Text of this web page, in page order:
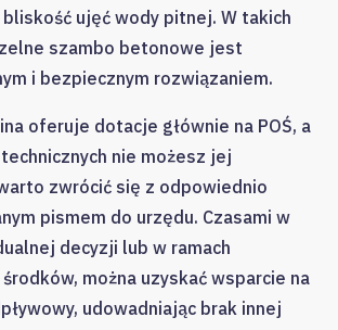
ujęć wody pitnej. W takich
szambo betonowe jest
i bezpiecznym rozwiązaniem.
oferuje dotacje głównie na POŚ, a
nie możesz jej
zwrócić się z odpowiednio
pismem do urzędu. Czasami w
decyzji lub w ramach
można uzyskać wsparcie na
udowadniając brak innej